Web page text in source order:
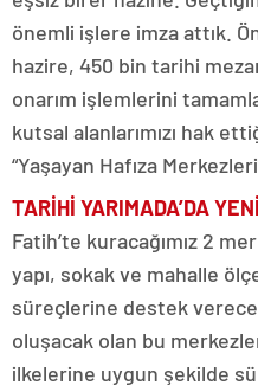
önemli işlere imza attık.
hazire, 450 bin tarihi
onarım işlemlerini
kutsal alanlarımızı hak
“Yaşayan Hafıza
TARİHİ YARIMADA’DA
Fatih’te kuracağımız 2
yapı, sokak ve mahalle
süreçlerine destek
oluşacak olan bu
ilkelerine uygun şekilde